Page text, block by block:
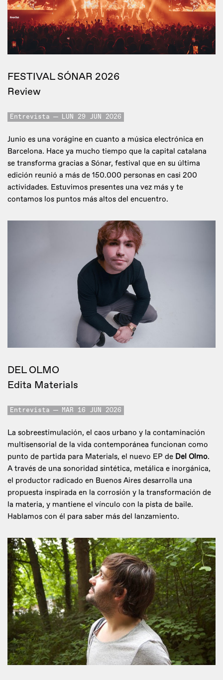
FESTIVAL SÓNAR 2026
Review
Entrevista LUN 29 JUN 2026
Junio es una vorágine en cuanto a música electrónica en
Barcelona. Hace ya mucho tiempo que la capital catalana
se transforma gracias a Sónar, festival que en su última
edición reunió a más de 150.000 personas en casi 200
actividades. Estuvimos presentes una vez más y te
contamos los puntos más altos del encuentro.
DEL OLMO
Edita Materials
Entrevista MAR 16 JUN 2026
La sobreestimulación, el caos urbano y la contaminación
multisensorial de la vida contemporánea funcionan como
punto de partida para Materials, el nuevo EP de Del Olmo.
A través de una sonoridad sintética, metálica e inorgánica,
el productor radicado en Buenos Aires desarrolla una
propuesta inspirada en la corrosión y la transformación de
la materia, y mantiene el vínculo con la pista de baile.
Hablamos con él para saber más del lanzamiento.